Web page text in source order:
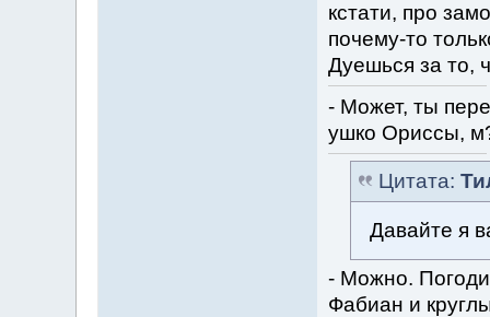
кстати, про
почему-то
Дуешься за то,
- Может, ты
ушко Ориссы,
Цитата:
Давайте я
- Можно.
Фабиан и